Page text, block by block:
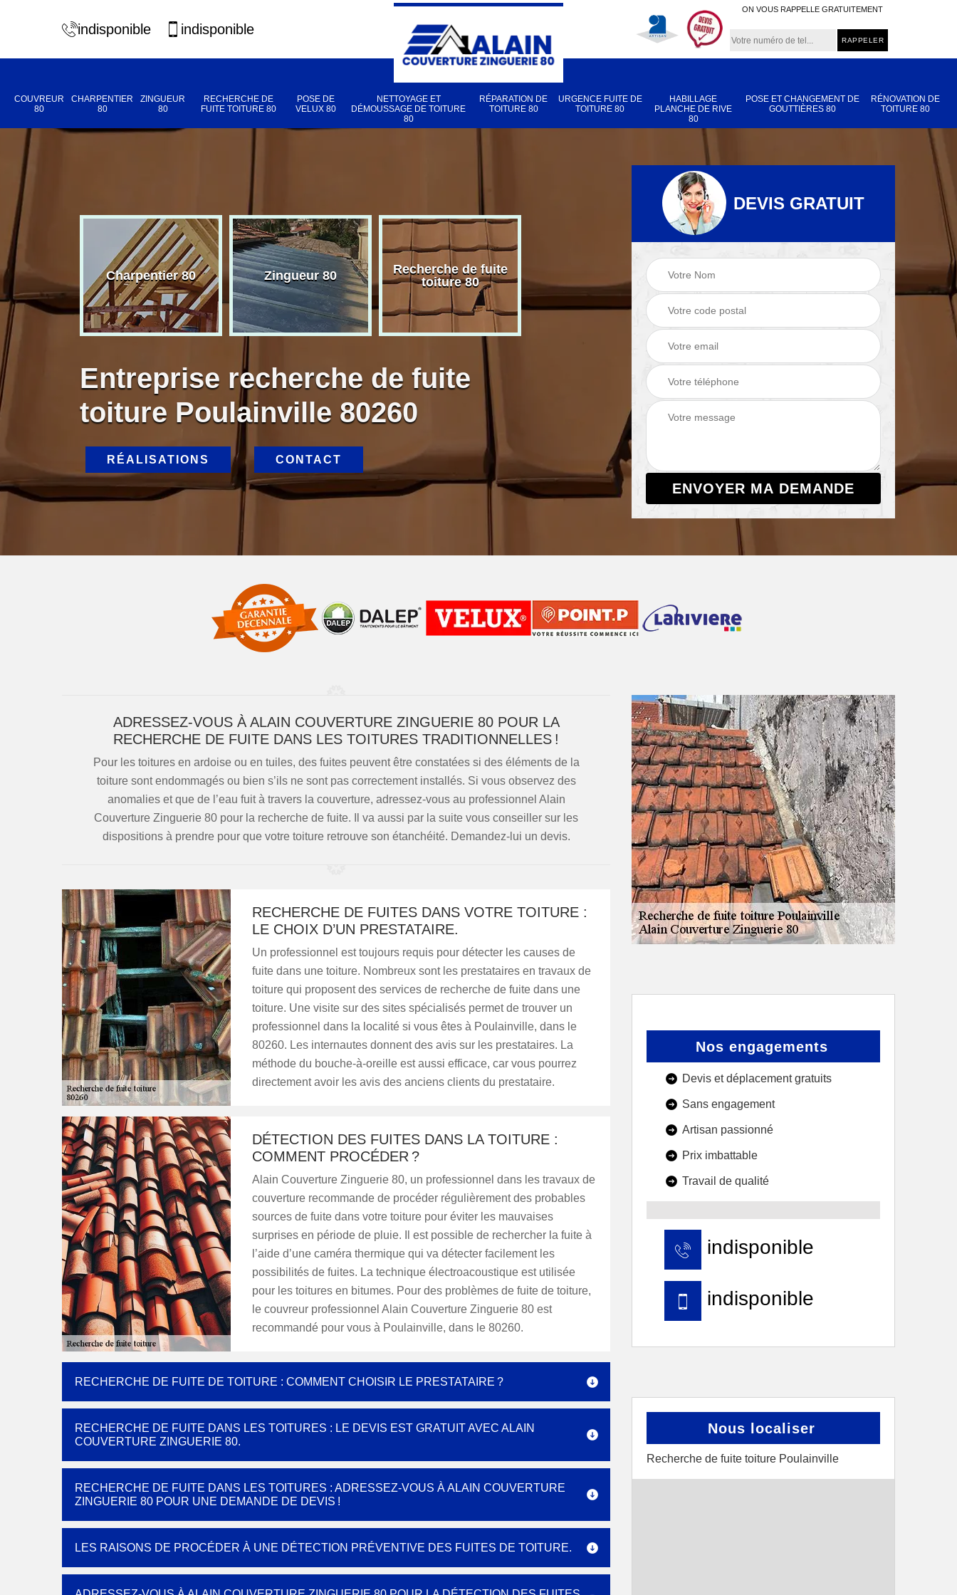
indisponible indisponible
ON VOUS RAPPELLE GRATUITEMENT
COUVREUR
80
CHARPENTIER
80
ZINGUEUR
80
RECHERCHE DE
FUITE TOITURE 80
POSE DE
VELUX 80
NETTOYAGE ET
DÉMOUSSAGE DE TOITURE
80
RÉPARATION DE
TOITURE 80
URGENCE FUITE DE
TOITURE 80
HABILLAGE
PLANCHE DE RIVE
80
POSE ET CHANGEMENT DE
GOUTTIÈRES 80
RÉNOVATION DE
TOITURE 80
80 Charpentier 80 Zingueur 80
Recherche de fuite
toiture 80
Pose de velux 80
Nettoyage et
démoussage de
toiture 80
Réparation de
toiture 80
Entreprise recherche de fuite
toiture Poulainville 80260
RÉALISATIONS CONTACT
DEVIS GRATUIT
ADRESSEZ-VOUS À ALAIN COUVERTURE ZINGUERIE 80 POUR LA
RECHERCHE DE FUITE DANS LES TOITURES TRADITIONNELLES !
Pour les toitures en ardoise ou en tuiles, des fuites peuvent être constatées si des éléments de la
toiture sont endommagés ou bien s’ils ne sont pas correctement installés. Si vous observez des
anomalies et que de l’eau fuit à travers la couverture, adressez-vous au professionnel Alain
Couverture Zinguerie 80 pour la recherche de fuite. Il va aussi par la suite vous conseiller sur les
dispositions à prendre pour que votre toiture retrouve son étanchéité. Demandez-lui un devis.
RECHERCHE DE FUITES DANS VOTRE TOITURE :
LE CHOIX D’UN PRESTATAIRE.
Un professionnel est toujours requis pour détecter les causes de
fuite dans une toiture. Nombreux sont les prestataires en travaux de
toiture qui proposent des services de recherche de fuite dans une
toiture. Une visite sur des sites spécialisés permet de trouver un
professionnel dans la localité si vous êtes à Poulainville, dans le
80260. Les internautes donnent des avis sur les prestataires. La
méthode du bouche-à-oreille est aussi efficace, car vous pourrez
directement avoir les avis des anciens clients du prestataire.
DÉTECTION DES FUITES DANS LA TOITURE :
COMMENT PROCÉDER ?
Alain Couverture Zinguerie 80, un professionnel dans les travaux de
couverture recommande de procéder régulièrement des probables
sources de fuite dans votre toiture pour éviter les mauvaises
surprises en période de pluie. Il est possible de rechercher la fuite à
l’aide d’une caméra thermique qui va détecter facilement les
possibilités de fuites. La technique électroacoustique est utilisée
pour les toitures en bitumes. Pour des problèmes de fuite de toiture,
le couvreur professionnel Alain Couverture Zinguerie 80 est
recommandé pour vous à Poulainville, dans le 80260.
RECHERCHE DE FUITE DE TOITURE : COMMENT CHOISIR LE PRESTATAIRE ?
RECHERCHE DE FUITE DANS LES TOITURES : LE DEVIS EST GRATUIT AVEC ALAIN
COUVERTURE ZINGUERIE 80.
RECHERCHE DE FUITE DANS LES TOITURES : ADRESSEZ-VOUS À ALAIN COUVERTURE
ZINGUERIE 80 POUR UNE DEMANDE DE DEVIS !
LES RAISONS DE PROCÉDER À UNE DÉTECTION PRÉVENTIVE DES FUITES DE TOITURE.
Nos engagements
Devis et déplacement gratuits
Sans engagement
Artisan passionné
Prix imbattable
Travail de qualité
indisponible
indisponible
Nous localiser
Recherche de fuite toiture Poulainville